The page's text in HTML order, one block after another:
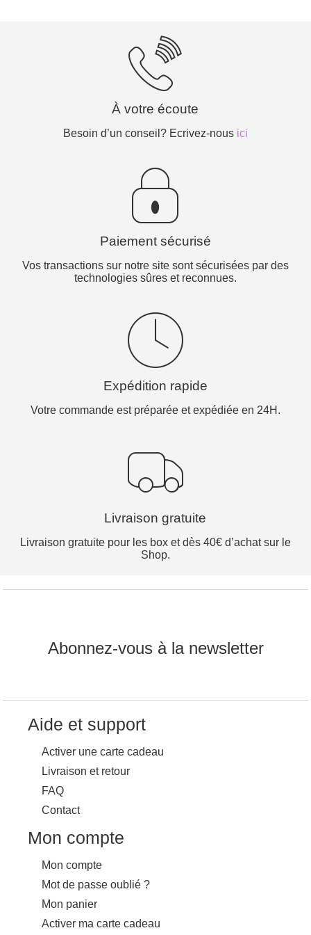
À votre écoute
Besoin d’un conseil? Ecrivez-nous ici
Paiement sécurisé
Vos transactions sur notre site sont sécurisées par des
technologies sûres et reconnues.
Expédition rapide
Votre commande est préparée et expédiée en 24H.
Livraison gratuite
Livraison gratuite pour les box et dès 40€ d’achat sur le
Shop.
Abonnez-vous à la newsletter
Aide et support
Activer une carte cadeau
Livraison et retour
FAQ
Contact
Mon compte
Mon compte
Mot de passe oublié ?
Mon panier
Activer ma carte cadeau